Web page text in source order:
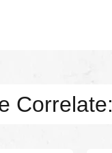
Correlate: